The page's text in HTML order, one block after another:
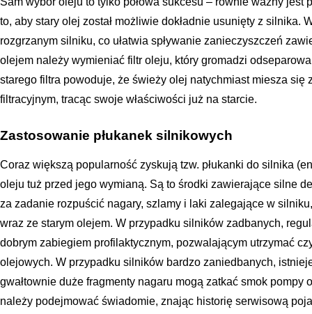
to, aby stary olej został możliwie dokładnie usunięty z silnika.
rozgrzanym silniku, co ułatwia spływanie zanieczyszczeń
olejem należy wymieniać filtr oleju, który gromadzi
starego filtra powoduje, że świeży olej natychmiast miesza się
filtracyjnym, tracąc swoje właściwości już na starcie.
Zastosowanie płukanek silnikowych
Coraz większą popularność zyskują tzw. płukanki do silnika
oleju tuż przed jego wymianą. Są to środki zawierające silne
za zadanie rozpuścić nagary, szlamy i laki zalegające w
wraz ze starym olejem. W przypadku silników zadbanych,
dobrym zabiegiem profilaktycznym, pozwalającym utrzymać
olejowych. W przypadku silników bardzo zaniedbanych,
gwałtownie duże fragmenty nagaru mogą zatkać smok pompy
należy podejmować świadomie, znając historię serwisową